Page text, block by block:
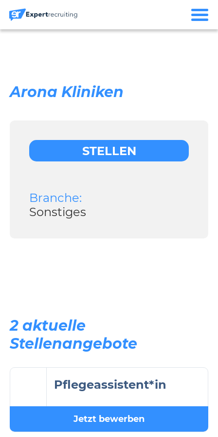
Arona Kliniken
STELLEN
Branche:
Sonstiges
2 aktuelle
Stellenangebote
Pflegeassistent*in
Jetzt bewerben